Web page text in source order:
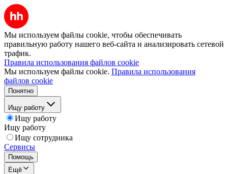
Мы используем файлы cookie, чтобы обеспечивать
правильную работу нашего веб-сайта и анализировать сетевой
трафик.
Правила использования файлов cookie
Мы используем файлы cookie. Правила использования
файлов cookie
Понятно
Ищу работу
Ищу работу
Ищу работу
Ищу сотрудника
Сервисы
Помощь
Ещё